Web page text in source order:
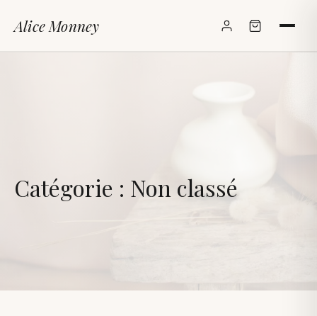
Alice Monney
Catégorie : Non classé